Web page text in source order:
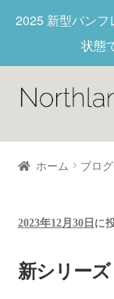
2025 新型パンフ
状態
Home
新作商品
ホーム ブロ
2023年12月30日 に
新シリーズ